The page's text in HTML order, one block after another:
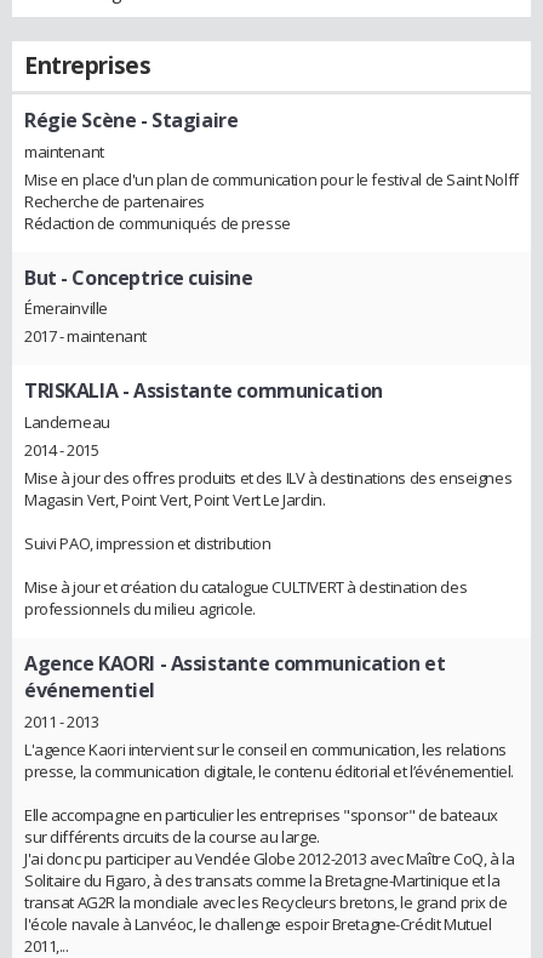
Entreprises
Régie Scène - Stagiaire
maintenant
Mise en place d'un plan de communication pour le festival de Saint Nolff
Recherche de partenaires
Rédaction de communiqués de presse
But - Conceptrice cuisine
Émerainville
2017 - maintenant
TRISKALIA- Assistante communication
Landerneau
2014 - 2015
Mise à jour des offres produits et des ILV à destinations des enseignes
Magasin Vert, Point Vert, Point Vert Le Jardin.
Suivi PAO, impression et distribution
Mise à jour et création du catalogue CULTIVERT à destination des
professionnels du milieu agricole.
Agence KAORI - Assistante communication et
événementiel
2011 - 2013
L'agence Kaori intervient sur le conseil en communication, les relations
presse, la communication digitale, le contenu éditorial et l’événementiel.
Elle accompagne en particulier les entreprises "sponsor" de bateaux
sur différents circuits de la course au large.
J'ai donc pu participer au Vendée Globe 2012-2013 avec Maître CoQ, à la
Solitaire du Figaro, à des transats comme la Bretagne-Martinique et la
transat AG2R la mondiale avec les Recycleurs bretons, le grand prix de
l'école navale à Lanvéoc, le challenge espoir Bretagne-Crédit Mutuel
2011,...